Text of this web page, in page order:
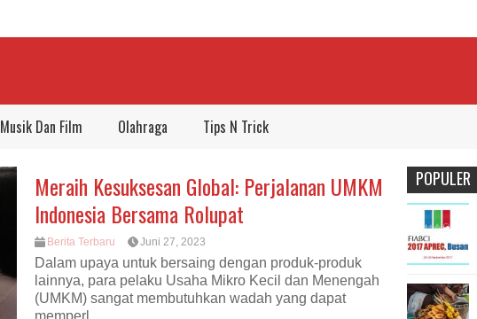
Musik Dan Film Olahraga Tips N Trick
Meraih Kesuksesan Global: Perjalanan UMKM
Indonesia Bersama Rolupat
Berita Terbaru Juni 27, 2023
Dalam upaya untuk bersaing dengan produk-produk
lainnya, para pelaku Usaha Mikro Kecil dan Menengah
(UMKM) sangat membutuhkan wadah yang dapat
POPULER